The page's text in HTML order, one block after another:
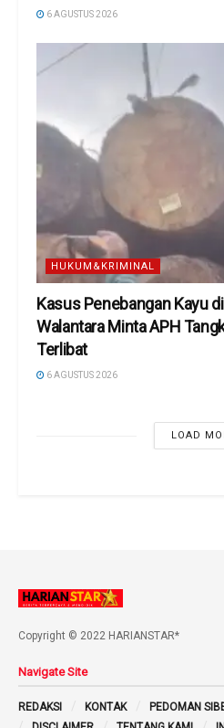
6 AGUSTUS 2026
HUKUM&KRIMINAL
Kasus Penebangan Kayu
Walantara Minta APH
Terlibat
6 AGUSTUS 2026
LOAD
Copyright © 2022 HARIANSTAR*
Navigate Site
REDAKSI KONTAK PEDOMAN